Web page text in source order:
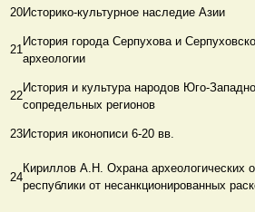
20Историко-культурное наследие Азии
21
История города Серпухова и
археологии
22
История и культура народов Юго-
сопредельных регионов
23История иконописи 6-20 вв.
24
Кириллов А.Н. Охрана археологических
республики от несанкционированных